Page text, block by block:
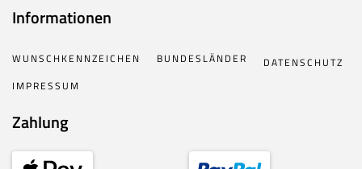
Informationen
WUNSCHKENNZEICHEN BUNDESLÄNDER
DATENSCHUTZ
IMPRESSUM
Zahlung